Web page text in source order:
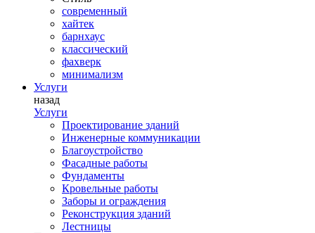
современный
хайтек
барнхаус
классический
фахверк
минимализм
Услуги
назад
Услуги
Проектирование зданий
Инженерные коммуникации
Благоустройство
Фасадные работы
Фундаменты
Кровельные работы
Заборы и ограждения
Реконструкция зданий
Лестницы